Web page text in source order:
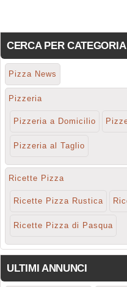
CERCA PER CATEGORIA
Pizza News
Pizzeria
Pizzeria a Domicilio
Pizzeria al Taglio
Ricette Pizza
Ricette Pizza Rustica
Ricette Pizza di Pasqua
ULTIMI ANNUNCI